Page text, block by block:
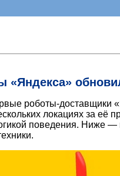
«Яндекса»
роботы-доставщики
локациях за
поведения. Ниже —